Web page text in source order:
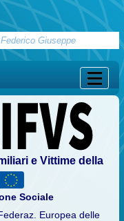
Giuseppe
e Vittime della
Sociale
Europea delle